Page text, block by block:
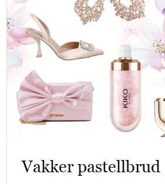
Vakker pastellbrud